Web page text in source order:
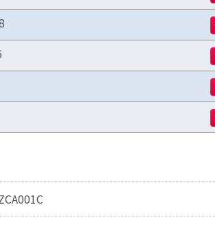
るために一般車両に装着した写真を使用